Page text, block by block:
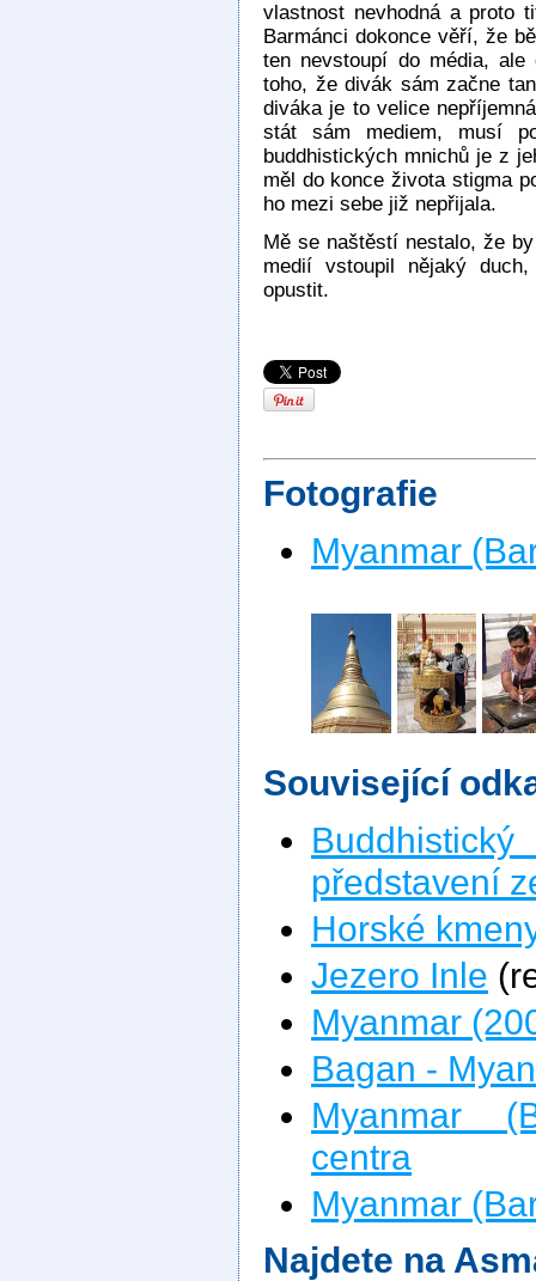
vlastnost nevhodná a proto
Barmánci dokonce věří, že
ten nevstoupí do média, ale
toho, že divák sám začne
diváka je to velice
stát sám mediem, musí
buddhistických mnichů je z
měl do konce života stigma
ho mezi sebe již nepřijala.
Mě se naštěstí nestalo, že
medií vstoupil nějaký
opustit.
Fotografie
Myanmar
Související
představení
Horské
Jezero Inle
Myanmar
Bagan -
Myanmar
centra
Myanmar
Najdete na